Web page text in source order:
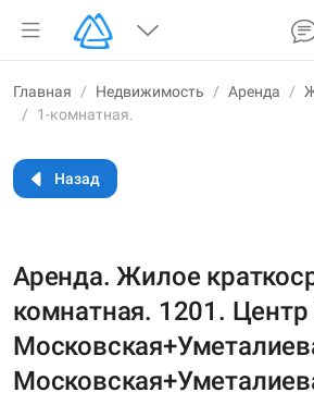
Главная / Недвижимость / Аренда /
/
1-комнатная.
Назад
Аренда. Жилое
комнатная. 1201.